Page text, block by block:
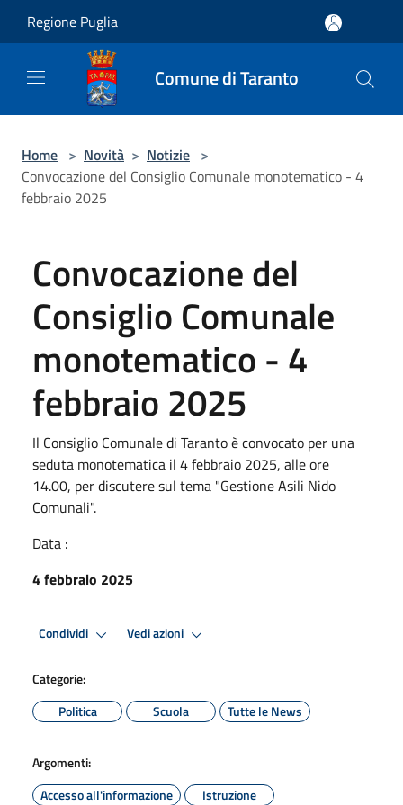
Regione Puglia
Comune di Taranto
Home > Novità > Notizie >
Convocazione del Consiglio Comunale monotematico - 4
febbraio 2025
Convocazione del
Consiglio Comunale
monotematico - 4
febbraio 2025
Il Consiglio Comunale di Taranto è convocato per una
seduta monotematica il 4 febbraio 2025, alle ore
14.00, per discutere sul tema "Gestione Asili Nido
Comunali".
Data :
4 febbraio 2025
Condividi Vedi azioni
Categorie:
Politica
Scuola Tutte le News
Argomenti:
Accesso all'informazione
Istruzione